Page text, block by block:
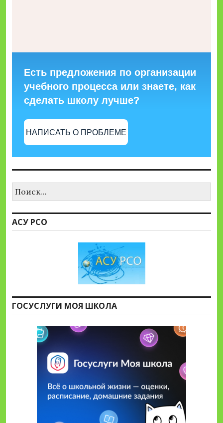
Есть предложения по организации
учебного процесса или знаете, как
сделать школу лучше?
НАПИСАТЬ О ПРОБЛЕМЕ
АСУ РСО
ГОСУСЛУГИ МОЯ ШКОЛА